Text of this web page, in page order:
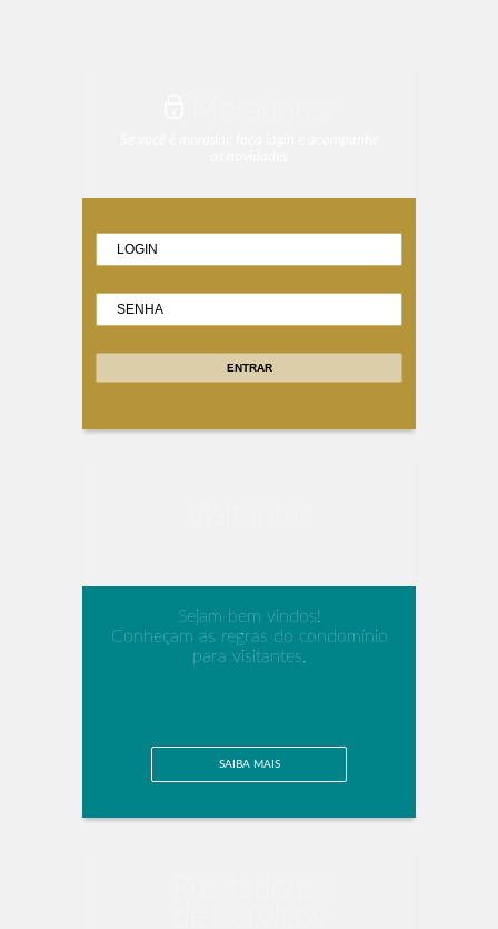
Sejam bem vindos!
Conheçam as regras do condomínio
para visitantes.
SAIBA MAIS